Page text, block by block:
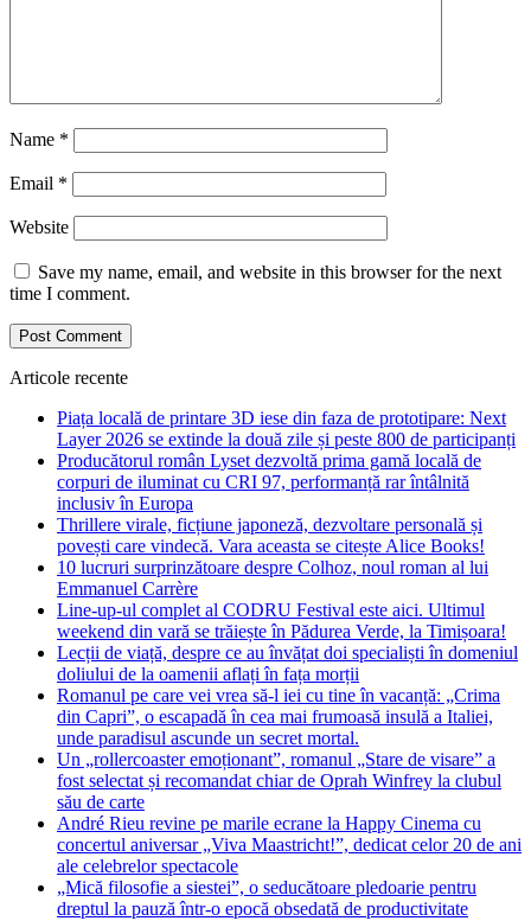
Name *
Email *
Website
Save my name, email, and website in this browser for the next
time I comment.
Articole recente
Piața locală de printare 3D iese din faza de prototipare: Next
Layer 2026 se extinde la două zile și peste 800 de participanți
Producătorul român Lyset dezvoltă prima gamă locală de
corpuri de iluminat cu CRI 97, performanță rar întâlnită
inclusiv în Europa
Thrillere virale, ficțiune japoneză, dezvoltare personală și
povești care vindecă. Vara aceasta se citește Alice Books!
10 lucruri surprinzătoare despre Colhoz, noul roman al lui
Emmanuel Carrère
Line-up-ul complet al CODRU Festival este aici. Ultimul
weekend din vară se trăiește în Pădurea Verde, la Timișoara!
Lecții de viață, despre ce au învățat doi specialiști în domeniul
doliului de la oamenii aflați în fața morții
Romanul pe care vei vrea să-l iei cu tine în vacanță: „Crima
din Capri”, o escapadă în cea mai frumoasă insulă a Italiei,
unde paradisul ascunde un secret mortal.
Un „rollercoaster emoționant”, romanul „Stare de visare” a
fost selectat și recomandat chiar de Oprah Winfrey la clubul
său de carte
André Rieu revine pe marile ecrane la Happy Cinema cu
concertul aniversar „Viva Maastricht!”, dedicat celor 20 de ani
ale celebrelor spectacole
„Mică filosofie a siestei”, o seducătoare pledoarie pentru
dreptul la pauză într-o epocă obsedată de productivitate